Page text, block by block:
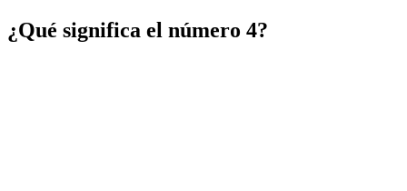
¿Qué significa el número 4?